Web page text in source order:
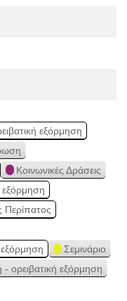
εξόρμηση
Κοινωνικές Δράσεις
εξόρμηση
Περίπατος
Σεμινάριο
ορειβατική εξόρμηση